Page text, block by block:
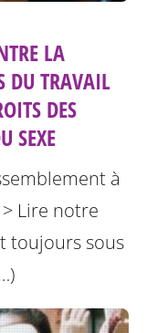
LA
DU TRAVAIL
DES
SEXE
à
> Lire notre
toujours sous